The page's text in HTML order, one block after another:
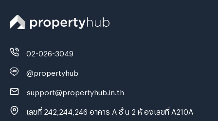
02-026-3049
@propertyhub
support@propertyhub.in.th
เลขที่ 242,244,246 อาคาร A ชั้ น 2 ห้ องเลขที่ A210A